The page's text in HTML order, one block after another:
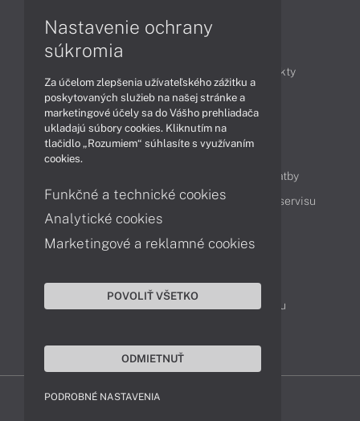
Produkty
Technológie
Videá
Obsah
Možnosti doručenia a platby
Podpora a servis
Servisné služby Cenník servisu
Kontakty
043 4224 771
Obchodné oddelenie
Reklamácia tovaru
Nastavenie ochrany
súkromia
Za účelom zlepšenia užívateľského zážitku a
poskytovaných služieb na našej stránke a
marketingové účely sa do Vášho prehliadača
ukladajú súbory cookies. Kliknutím na
tlačidlo „Rozumiem“ súhlasíte s využívaním
cookies.
Funkčné a technické cookies
Analytické cookies
Marketingové a reklamné cookies
POVOLIŤ VŠETKO
ODMIETNUŤ
PODROBNÉ NASTAVENIA